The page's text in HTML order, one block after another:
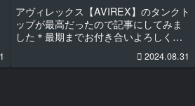
アヴィレックス【AVIREX】のタンクト
ップが最高だったので記事にしてみま
した＊最期までお付き合いよろしくお
タンクトップを買ってみた2024年5月の
2024.08.31